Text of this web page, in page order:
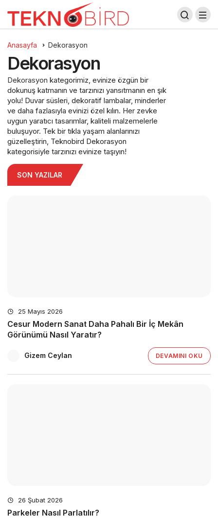
Anasayfa Dekorasyon
Dekorasyon
Dekorasyon kategorimiz, evinize özgün bir
dokunuş katmanın ve tarzınızı yansıtmanın en şık
yolu! Duvar süsleri, dekoratif lambalar, minderler
ve daha fazlasıyla evinizi özel kılın. Her zevke
uygun yaratıcı tasarımlar, kaliteli malzemelerle
buluşuyor. Tek bir tıkla yaşam alanlarınızı
güzelleştirin, Teknobird Dekorasyon
kategorisiyle tarzınızı evinize taşıyın!
SON YAZILAR
25 Mayıs 2026
Cesur Modern Sanat Daha Pahalı Bir İç Mekân
Görünümü Nasıl Yaratır?
Gizem Ceylan DEVAMINI OKU
26 Şubat 2026
Parkeler Nasıl Parlatılır?